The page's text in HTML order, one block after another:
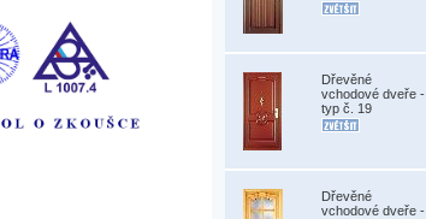
Dřevěné
vchodové dveře -
typ č. 19
Dřevěné
vchodové dveře -